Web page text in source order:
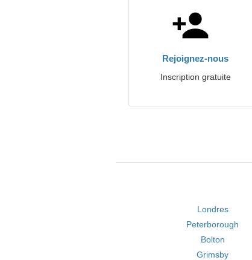
Rejoignez-nous
Inscription gratuite
Londres
Peterborough
Bolton
Grimsby